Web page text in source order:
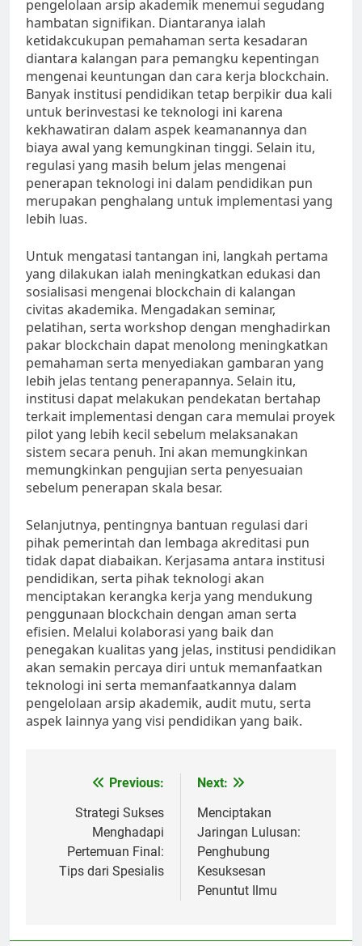
pengelolaan arsip akademik menemui segudang
hambatan signifikan. Diantaranya ialah
ketidakcukupan pemahaman serta kesadaran
diantara kalangan para pemangku kepentingan
mengenai keuntungan dan cara kerja blockchain.
Banyak institusi pendidikan tetap berpikir dua kali
untuk berinvestasi ke teknologi ini karena
kekhawatiran dalam aspek keamanannya dan
biaya awal yang kemungkinan tinggi. Selain itu,
regulasi yang masih belum jelas mengenai
penerapan teknologi ini dalam pendidikan pun
merupakan penghalang untuk implementasi yang
lebih luas.
Untuk mengatasi tantangan ini, langkah pertama
yang dilakukan ialah meningkatkan edukasi dan
sosialisasi mengenai blockchain di kalangan
civitas akademika. Mengadakan seminar,
pelatihan, serta workshop dengan menghadirkan
pakar blockchain dapat menolong meningkatkan
pemahaman serta menyediakan gambaran yang
lebih jelas tentang penerapannya. Selain itu,
institusi dapat melakukan pendekatan bertahap
terkait implementasi dengan cara memulai proyek
pilot yang lebih kecil sebelum melaksanakan
sistem secara penuh. Ini akan memungkinkan
memungkinkan pengujian serta penyesuaian
sebelum penerapan skala besar.
Selanjutnya, pentingnya bantuan regulasi dari
pihak pemerintah dan lembaga akreditasi pun
tidak dapat diabaikan. Kerjasama antara institusi
pendidikan, serta pihak teknologi akan
menciptakan kerangka kerja yang mendukung
penggunaan blockchain dengan aman serta
efisien. Melalui kolaborasi yang baik dan
penegakan kualitas yang jelas, institusi pendidikan
akan semakin percaya diri untuk memanfaatkan
teknologi ini serta memanfaatkannya dalam
pengelolaan arsip akademik, audit mutu, serta
aspek lainnya yang visi pendidikan yang baik.
navigation
Previous:
Strategi Sukses
Menghadapi
Pertemuan Final:
Tips dari Spesialis
Next:
Menciptakan
Jaringan Lulusan:
Penghubung
Kesuksesan
Penuntut Ilmu